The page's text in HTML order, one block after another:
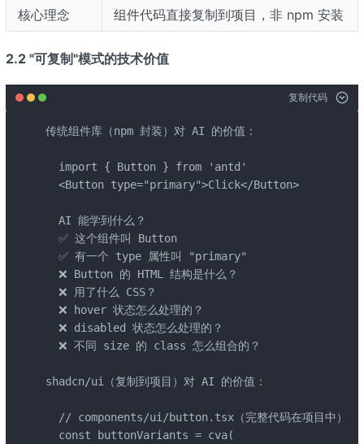
核心理念
组件代码直接复制到项目，非 npm 安装
2.2 "可复制"模式的技术价值
复制代码
传统组件库（npm 封装）对 AI 的价值：
  import { Button } from 'antd'
  <Button type="primary">Click</Button>
  AI 能学到什么？
  ✅ 这个组件叫 Button
  ✅ 有一个 type 属性叫 "primary"
  ❌ Button 的 HTML 结构是什么？
  ❌ 用了什么 CSS？
  ❌ hover 状态怎么处理的？
  ❌ disabled 状态怎么处理的？
  ❌ 不同 size 的 class 怎么组合的？
shadcn/ui（复制到项目）对 AI 的价值：
  // components/ui/button.tsx（完整代码在项目中）
  const buttonVariants = cva(